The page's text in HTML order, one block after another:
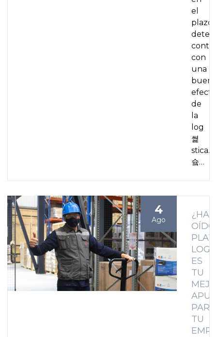
el
plazo
contar
con
una
buena
de
la
log
쎭
stica.
슠…
4
Ago
¿HAS
ES
TU
PARA
TU